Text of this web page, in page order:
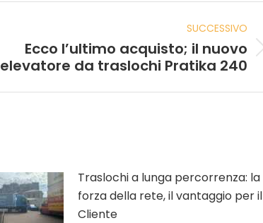
SUCCESSIVO
Ecco l’ultimo acquisto; il nuovo
elevatore da traslochi Pratika 240
Traslochi a lunga percorrenza: la
forza della rete, il vantaggio per il
Cliente